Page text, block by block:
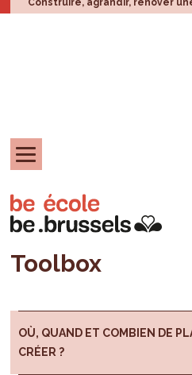
Construire, agrandir, rénover
Toolbox
OÙ, QUAND ET COMBIEN DE
CRÉER ?